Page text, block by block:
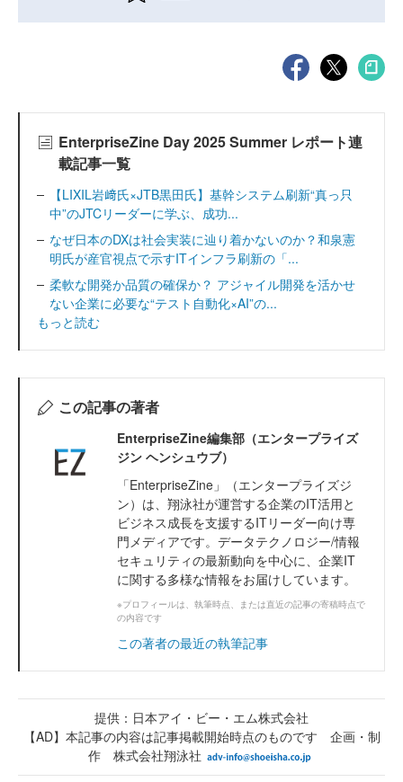
EnterpriseZine Day 2025 Summer レポート連
載記事一覧
【LIXIL岩﨑氏×JTB黒田氏】基幹システム刷新“真っ只
中”のJTCリーダーに学ぶ、成功...
なぜ日本のDXは社会実装に辿り着かないのか？和泉憲
明氏が産官視点で示すITインフラ刷新の「...
柔軟な開発か品質の確保か？ アジャイル開発を活かせ
ない企業に必要な“テスト自動化×AI”の...
もっと読む
この記事の著者
EnterpriseZine編集部（エンタープライズ
ジン ヘンシュウブ）
「EnterpriseZine」（エンタープライズジ
ン）は、翔泳社が運営する企業のIT活用と
ビジネス成長を支援するITリーダー向け専
門メディアです。データテクノロジー/情報
セキュリティの最新動向を中心に、企業IT
に関する多様な情報をお届けしています。
※プロフィールは、執筆時点、または直近の記事の寄稿時点で
の内容です
この著者の最近の執筆記事
提供：日本アイ・ビー・エム株式会社
【AD】本記事の内容は記事掲載開始時点のものです 企画・制
作 株式会社翔泳社